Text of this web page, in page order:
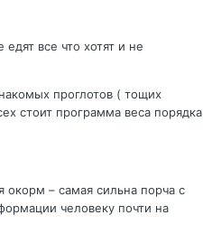
все что хотят и не
проглотов ( тощих
стоит программа веса порядка
окорм – самая сильна порча с
человеку почти на